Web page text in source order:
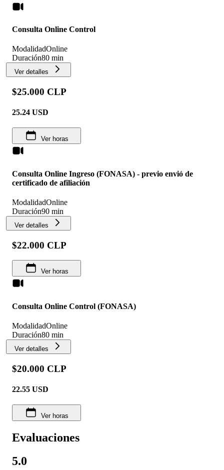
Consulta Online Control
ModalidadOnline
Duración80 min
Ver detalles
$25.000 CLP
25.24 USD
Ver horas
Consulta Online Ingreso (FONASA) - previo envió de
certificado de afiliación
ModalidadOnline
Duración90 min
Ver detalles
$22.000 CLP
Ver horas
Consulta Online Control (FONASA)
ModalidadOnline
Duración80 min
Ver detalles
$20.000 CLP
22.55 USD
Ver horas
Evaluaciones
5.0